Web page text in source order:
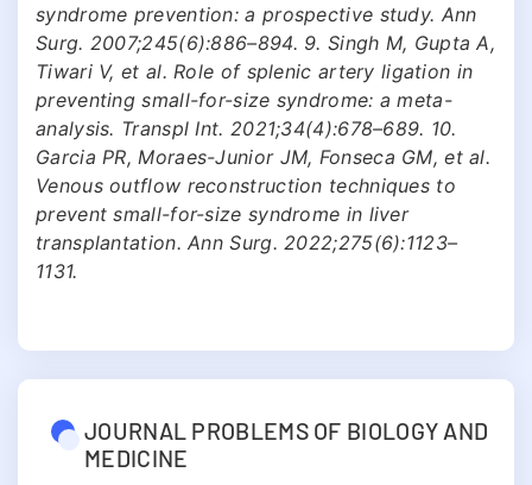
syndrome prevention: a prospective study. Ann
Surg. 2007;245(6):886–894. 9. Singh M, Gupta A,
Tiwari V, et al. Role of splenic artery ligation in
preventing small-for-size syndrome: a meta-
analysis. Transpl Int. 2021;34(4):678–689. 10.
Garcia PR, Moraes-Junior JM, Fonseca GM, et al.
Venous outflow reconstruction techniques to
prevent small-for-size syndrome in liver
transplantation. Ann Surg. 2022;275(6):1123–
1131.
JOURNAL PROBLEMS OF BIOLOGY AND
MEDICINE